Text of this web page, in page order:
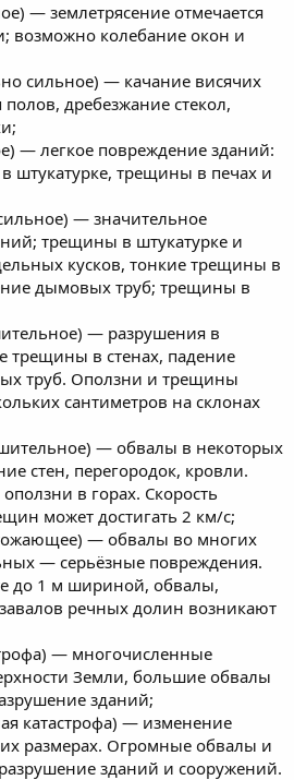
— землетрясение отмечается
возможно колебание окон и
сильное) — качание висячих
дребезжание стекол,
— легкое повреждение зданий:
штукатурке, трещины в печах и
— значительное
трещины в штукатурке и
кусков, тонкие трещины в
дымовых труб; трещины в
— разрушения в
трещины в стенах, падение
труб. Оползни и трещины
сантиметров на склонах
— обвалы в некоторых
стен, перегородок, кровли.
в горах. Скорость
может достигать 2 км/с;
— обвалы во многих
— серьёзные повреждения.
до 1 м шириной, обвалы,
речных долин возникают
— многочисленные
Земли, большие обвалы
зданий;
катастрофа) — изменение
размерах. Огромные обвалы и
зданий и сооружений.